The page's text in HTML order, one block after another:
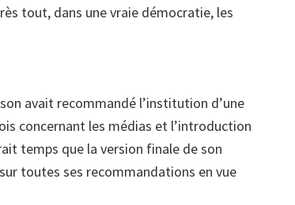
tout, dans une vraie démocratie, les
avait recommandé l’institution d’une
concernant les médias et l’introduction
temps que la version finale de son
toutes ses recommandations en vue